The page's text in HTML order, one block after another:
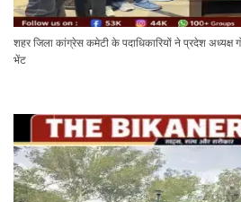
शहर जिला कांग्रेस कमेटी के पदाधिकारियों ने प्रदेश अध्यक्ष
भेंट